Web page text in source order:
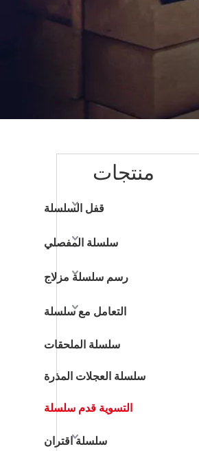
منتجات
قفل السلسلة
سلسلة المفصلي
رسم سلسلة مزلاج
التعامل مع سلسلة
سلسلة الملحقات
سلسلة العجلات المذرة
التسوية قدم سلسلة
سلسلة اقتران